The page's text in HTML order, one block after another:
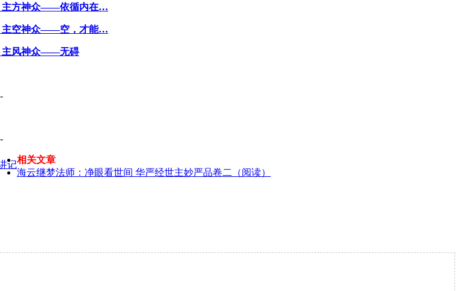
主方神众——依循内在…
主空神众——空，才能…
主风神众——无碍
记相关文章
海云继梦法师：净眼看世间 华严经世主妙严品卷二（阅读）